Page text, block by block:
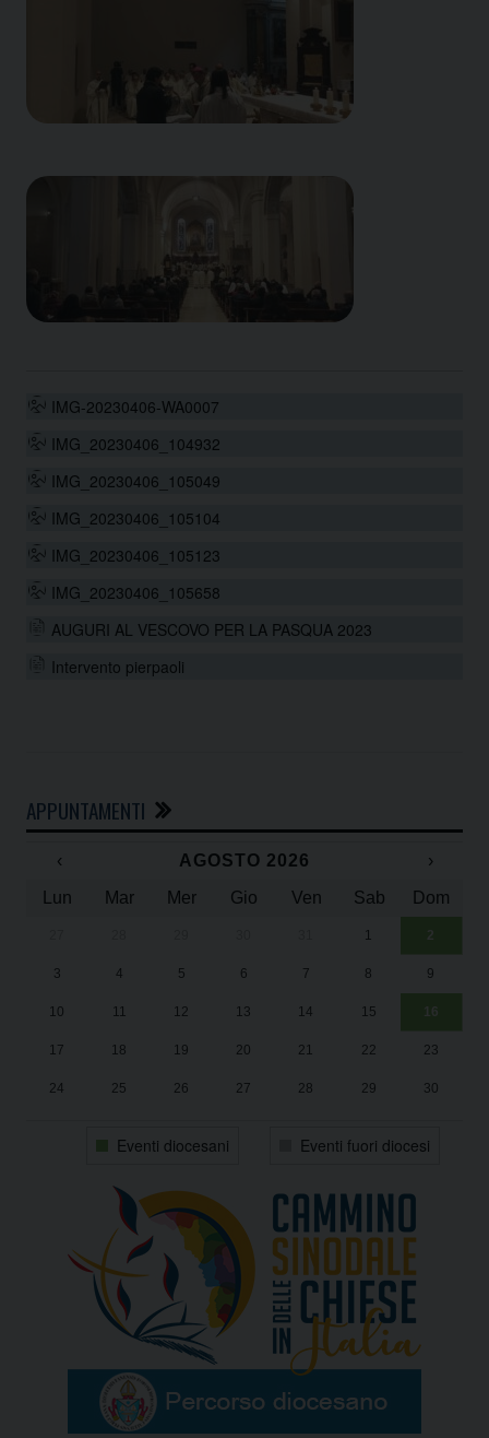
IMG-20230406-WA0007
IMG_20230406_104932
IMG_20230406_105049
IMG_20230406_105104
IMG_20230406_105123
IMG_20230406_105658
AUGURI AL VESCOVO PER LA PASQUA 2023
Intervento pierpaoli
APPUNTAMENTI
‹ AGOSTO 2026
›
Lun
Mar Mer Gio Ven Sab Dom
1 2
3 4 5 6 7 8 9
10 11 12 13 14 15 16
17 18 19 20 21 22 23
24 25 26 27 28 29 30
Eventi diocesani Eventi fuori diocesi